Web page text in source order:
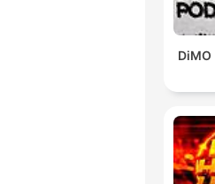
DiMO